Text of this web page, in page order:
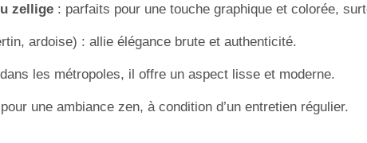
zellige : parfaits pour une touche graphique et colorée,
ardoise) : allie élégance brute et authenticité.
les métropoles, il offre un aspect lisse et moderne.
une ambiance zen, à condition d’un entretien régulier.